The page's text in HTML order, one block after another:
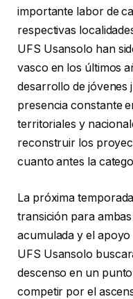
importante labor de
respectivas
UFS Usansolo han
vasco en los últimos
desarrollo de jóvenes
presencia constante
territoriales y
reconstruir los
cuanto antes la
La próxima
transición para
acumulada y el
UFS Usansolo
descenso en un
competir por el